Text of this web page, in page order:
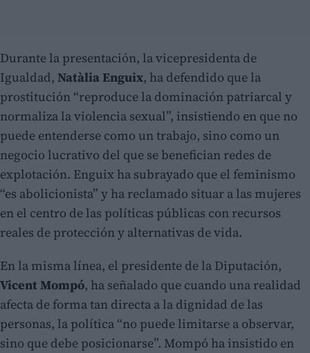
Durante la presentación, la vicepresidenta de
Igualdad, Natàlia Enguix, ha defendido que la
prostitución “reproduce la dominación patriarcal y
normaliza la violencia sexual”, insistiendo en que no
puede entenderse como un trabajo, sino como un
negocio lucrativo del que se benefician redes de
explotación. Enguix ha subrayado que el feminismo
“es abolicionista” y ha reclamado situar a las mujeres
en el centro de las políticas públicas con recursos
reales de protección y alternativas de vida.
En la misma línea, el presidente de la Diputación,
Vicent Mompó, ha señalado que cuando una realidad
afecta de forma tan directa a la dignidad de las
personas, la política “no puede limitarse a observar,
sino que debe posicionarse”. Mompó ha insistido en